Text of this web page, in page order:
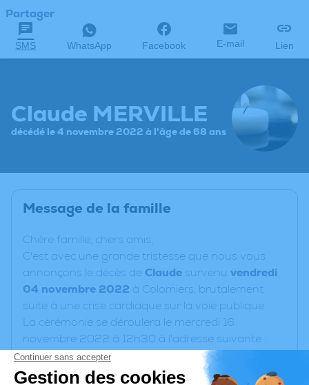
Partager
SMS WhatsApp Facebook E-mail Lien
Claude MERVILLE
décédé le 4 novembre 2022 à l'âge de 68 ans
Message de la famille
Chère famille, chers amis,
C'est avec une grande tristesse que nous vous
annonçons le décès de Claude survenu vendredi
04 novembre 2022 à Colomiers, brutalement
suite à une crise cardiaque sur la voie publique.
La cérémonie se déroulera le mercredi 16
novembre 2022 à 12h30 à l'adresse suivante :
Crématorium de Cornebarrieu - 83, Route de
Colomiers - 31700 Cornebarrieu.